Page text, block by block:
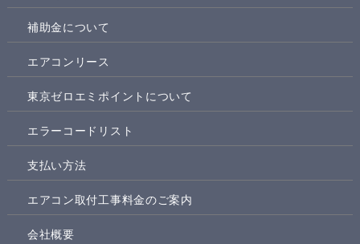
補助金について
エアコンリース
東京ゼロエミポイントについて
エラーコードリスト
支払い方法
エアコン取付工事料金のご案内
会社概要